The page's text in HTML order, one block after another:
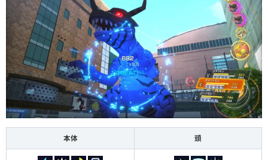
本体 頭